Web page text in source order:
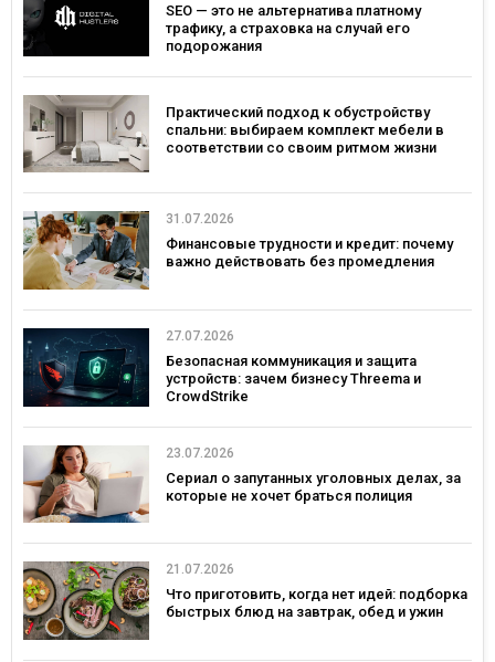
SEO — это не альтернатива платному
трафику, а страховка на случай его
подорожания
Практический подход к обустройству
спальни: выбираем комплект мебели в
соответствии со своим ритмом жизни
31.07.2026
Финансовые трудности и кредит: почему
важно действовать без промедления
27.07.2026
Безопасная коммуникация и защита
устройств: зачем бизнесу Threema и
CrowdStrike
23.07.2026
Сериал о запутанных уголовных делах, за
которые не хочет браться полиция
21.07.2026
Что приготовить, когда нет идей: подборка
быстрых блюд на завтрак, обед и ужин